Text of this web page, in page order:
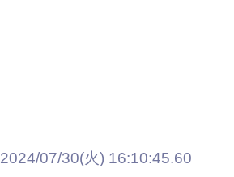
2024/07/30(火) 16:10:45.60